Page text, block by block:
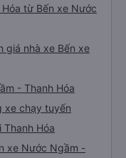
từ Bến xe Nước
giá nhà xe Bến xe
- Thanh Hóa
xe chạy tuyến
Hóa
xe Nước Ngầm -